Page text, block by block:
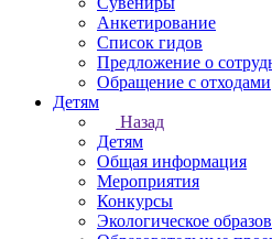
Анкетирование
Список гидов
Предложение о
Обращение с отходами
Детям
Назад
Детям
Общая информация
Мероприятия
Конкурсы
Экологическое